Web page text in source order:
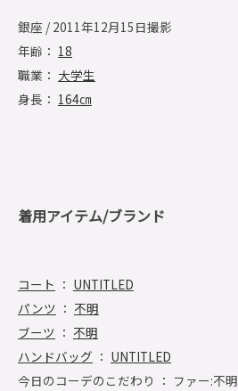
銀座 / 2011年12月15日撮影
年齢： 18
職業： 大学生
身長： 164㎝
着用アイテム/ブランド
コート ： UNTITLED
パンツ ： 不明
ブーツ ： 不明
ハンドバッグ ： UNTITLED
今日のコーデのこだわり ： ファー:不明